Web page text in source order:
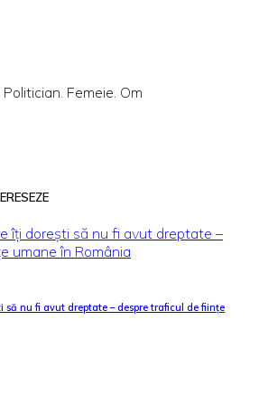
Femeie. Om
să nu fi avut dreptate – despre traficul de ființe